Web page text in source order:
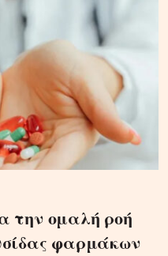
την ομαλή ροή
φαρμάκων